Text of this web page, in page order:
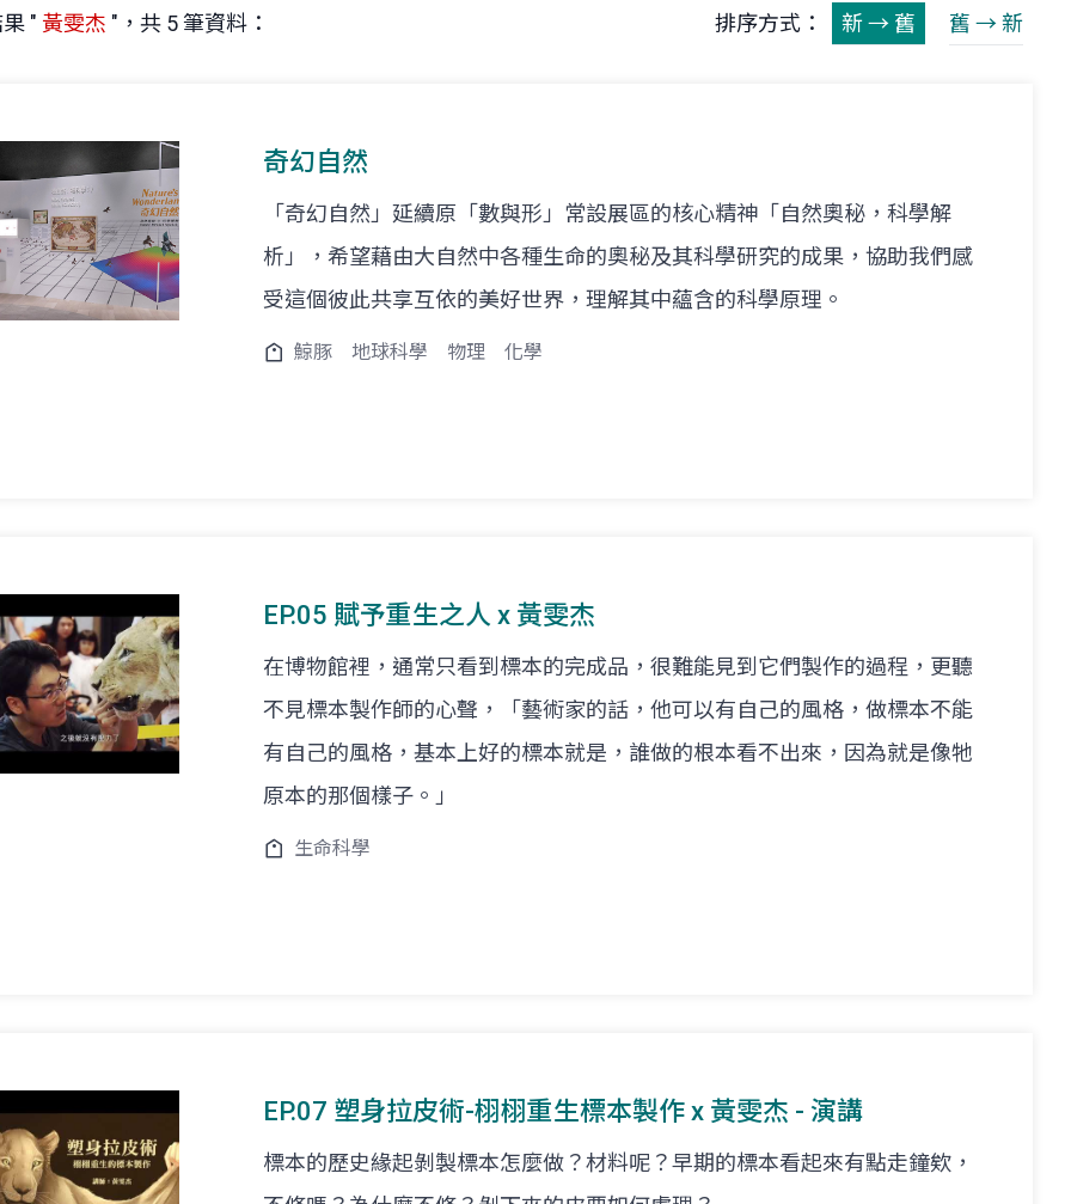
" 黃雯杰 "，共 5 筆資料： 排序方式： 新 → 舊 舊 → 新
奇幻自然
「奇幻自然」延續原「數與形」常設展區的核心精神「自然奧秘，科學解
析」，希望藉由大自然中各種生命的奧秘及其科學研究的成果，協助我們感
受這個彼此共享互依的美好世界，理解其中蘊含的科學原理。
鯨豚 地球科學 物理 化學
EP.05 賦予重生之人 x 黃雯杰
在博物館裡，通常只看到標本的完成品，很難能見到它們製作的過程，更聽
不見標本製作師的心聲，「藝術家的話，他可以有自己的風格，做標本不能
有自己的風格，基本上好的標本就是，誰做的根本看不出來，因為就是像牠
原本的那個樣子。」
生命科學
EP.07 塑身拉皮術-栩栩重生標本製作 x 黃雯杰 - 演講
標本的歷史緣起剝製標本怎麼做？材料呢？早期的標本看起來有點走鐘欸，